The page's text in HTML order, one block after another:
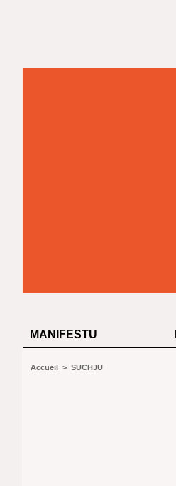
MANIFESTU
Accueil > SUCHJU